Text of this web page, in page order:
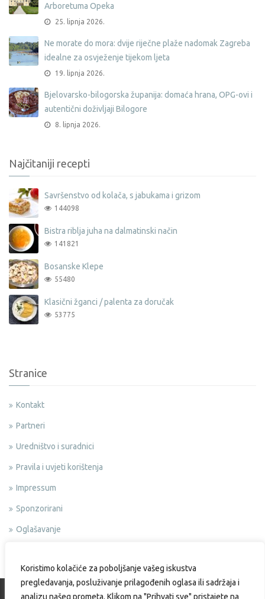
Koristimo kolačiće za poboljšanje vašeg iskustva
pregledavanja, posluživanje prilagođenih oglasa ili sadržaja i
analizu našeg prometa. Klikom na "Prihvati sve" pristajete na
Arboretuma Opeka
25. lipnja 2026.
Ne morate do mora: dvije riječne plaže nadomak Zagreba
idealne za osvježenje tijekom ljeta
19. lipnja 2026.
Bjelovarsko-bilogorska županija: domaća hrana, OPG-ovi i
autentični doživljaji Bilogore
8. lipnja 2026.
Najčitaniji recepti
Savršenstvo od kolača, s jabukama i grizom
144098
Bistra riblja juha na dalmatinski način
141821
Bosanske Klepe
55480
Klasični žganci / palenta za doručak
53775
Stranice
Kontakt
Partneri
Uredništvo i suradnici
Pravila i uvjeti korištenja
Impressum
Sponzorirani
Oglašavanje